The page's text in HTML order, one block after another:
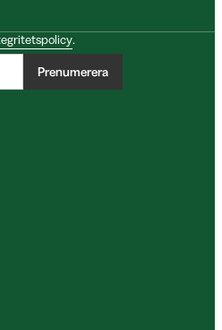
.
Prenumerera